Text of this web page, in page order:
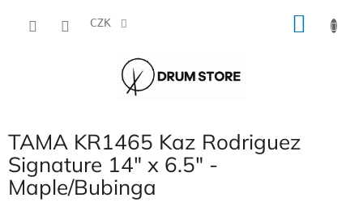
CZK
TAMA KR1465 Kaz Rodriguez
Signature 14" x 6.5" -
Maple/Bubinga